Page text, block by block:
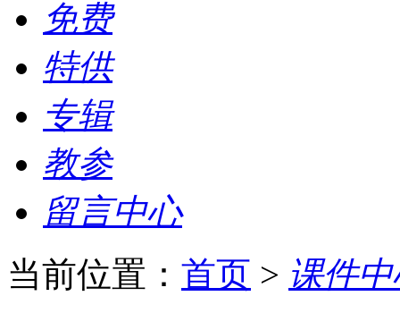
免费
特供
专辑
教参
留言中心
当前位置： 首页 > 课件